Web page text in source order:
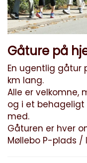
Gåture på
En ugentlig gåtur
km lang.
Alle er velkomne,
og i et
med.
Gåturen er hver
Møllebo P-plads /